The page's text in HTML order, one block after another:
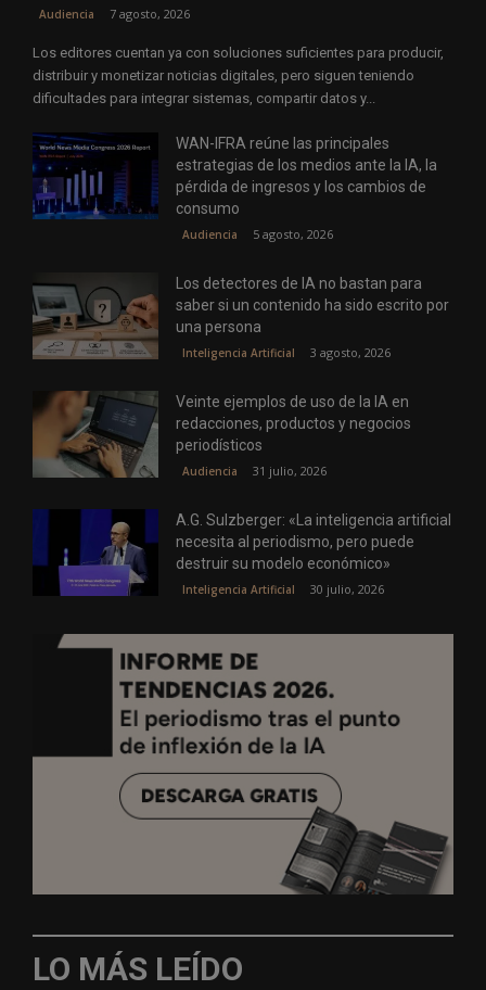
Audiencia 7 agosto, 2026
Los editores cuentan ya con soluciones suficientes para producir,
distribuir y monetizar noticias digitales, pero siguen teniendo
dificultades para integrar sistemas, compartir datos y...
WAN-IFRA reúne las principales
estrategias de los medios ante la IA, la
pérdida de ingresos y los cambios de
consumo
Audiencia 5 agosto, 2026
Los detectores de IA no bastan para
saber si un contenido ha sido escrito por
una persona
Inteligencia Artificial 3 agosto, 2026
Veinte ejemplos de uso de la IA en
redacciones, productos y negocios
periodísticos
Audiencia 31 julio, 2026
A.G. Sulzberger: «La inteligencia artificial
necesita al periodismo, pero puede
destruir su modelo económico»
Inteligencia Artificial 30 julio, 2026
LO MÁS LEÍDO